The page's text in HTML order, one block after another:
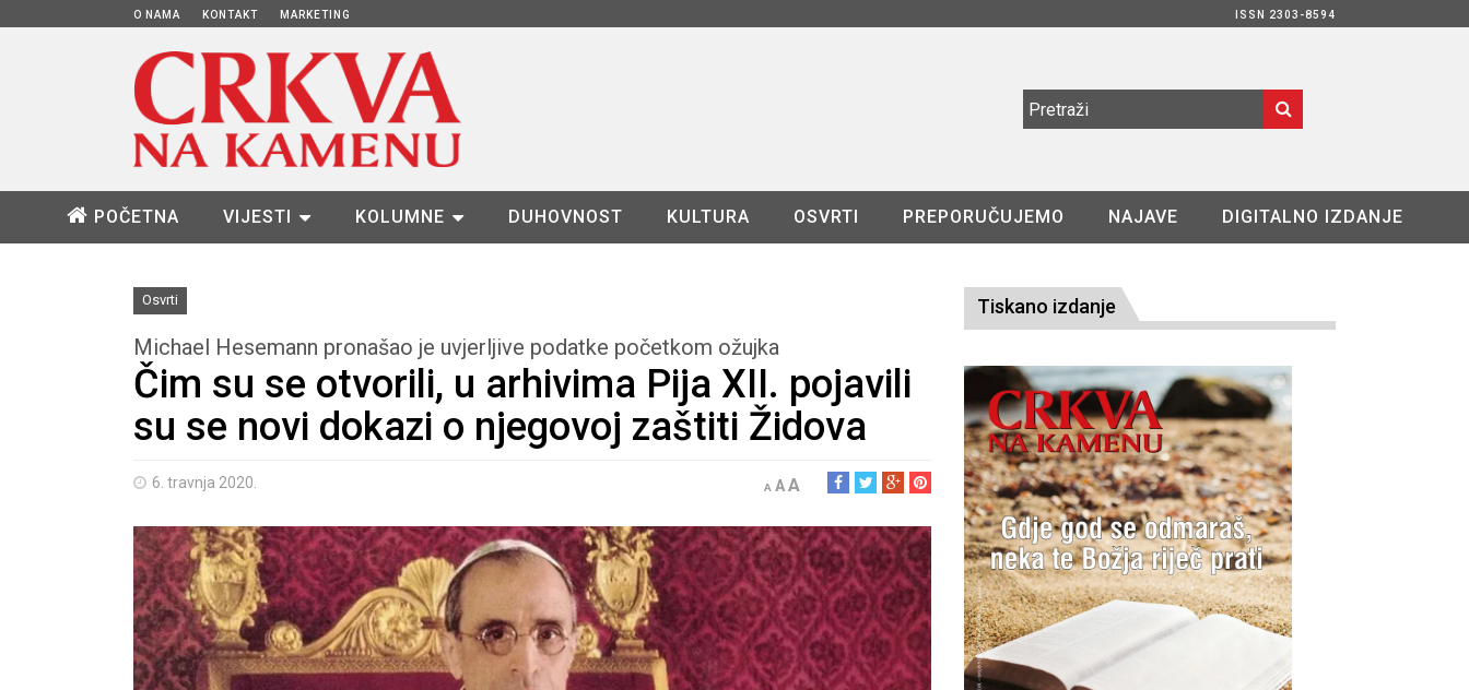
O NAMA KONTAKT MARKETING ISSN 2303-8594
POČETNA VIJESTI KOLUMNE DUHOVNOST KULTURA OSVRTI PREPORUČUJEMO NAJAVE DIGITALNO IZDANJE
Osvrti
Michael Hesemann pronašao je uvjerljive podatke početkom ožujka
Čim su se otvorili, u arhivima Pija XII. pojavili
su se novi dokazi o njegovoj zaštiti Židova
6. travnja 2020. A AA
Tiskano izdanje